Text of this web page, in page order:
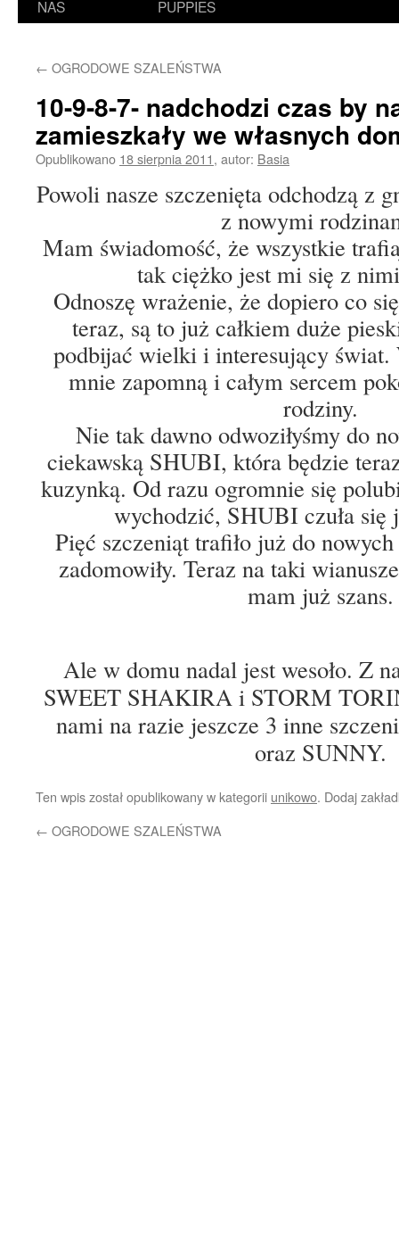
NAS
PUPPIES
← OGRODOWE SZALEŃSTWA
10-9-8-7- nadchodzi czas by
zamieszkały we własnych
Opublikowano 18 sierpnia 2011, autor: Basia
Powoli nasze szczenięta odchodzą z
z nowymi
Mam świadomość, że wszystkie
tak ciężko jest mi się z
Odnoszę wrażenie, że dopiero co
teraz, są to już całkiem duże
podbijać wielki i interesujący
mnie zapomną i całym sercem
rodziny.
Nie tak dawno odwoziłyśmy do
ciekawską SHUBI, która będzie
kuzynką. Od razu ogromnie się
wychodzić, SHUBI czuła się
Pięć szczeniąt trafiło już do
zadomowiły. Teraz na taki
mam już szans.
Ale w domu nadal jest wesoło. Z
SWEET SHAKIRA i STORM
nami na razie jeszcze 3 inne
oraz SUNNY.
Ten wpis został opublikowany w kategorii unikowo. Dodaj
← OGRODOWE SZALEŃSTWA